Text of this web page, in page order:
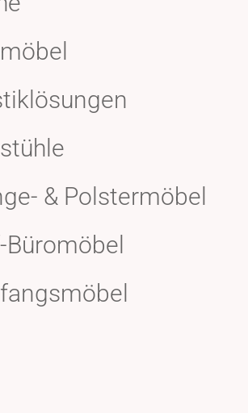
& Polstermöbel
Büromöbel